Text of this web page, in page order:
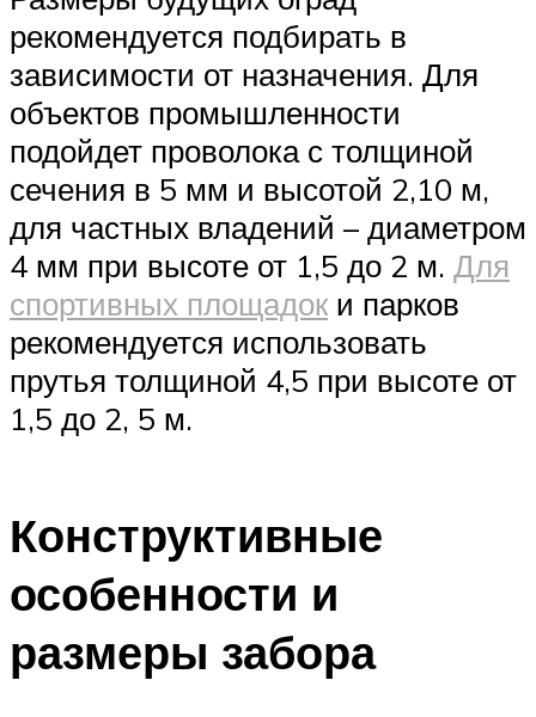
рекомендуется подбирать в
зависимости от назначения. Для
объектов промышленности
подойдет проволока с толщиной
сечения в 5 мм и высотой 2,10 м,
для частных владений – диаметром
4 мм при высоте от 1,5 до 2 м. Для
спортивных площадок и парков
рекомендуется использовать
прутья толщиной 4,5 при высоте от
1,5 до 2, 5 м.
Конструктивные
особенности и
размеры забора